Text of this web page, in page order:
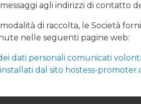
agli indirizzi di contatto
di raccolta, le Società
nelle seguenti pagine web:
dati personali comunicati
dal sito hostess-